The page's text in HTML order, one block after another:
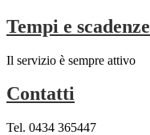
Tempi e scadenze
Il servizio è sempre attivo
Contatti
Tel. 0434 365447